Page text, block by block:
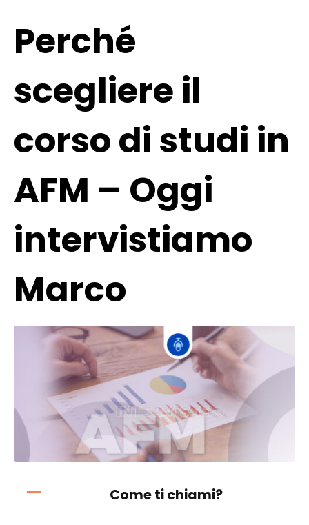
Perché
scegliere il
corso di studi in
AFM – Oggi
intervistiamo
Marco
Come ti chiami?